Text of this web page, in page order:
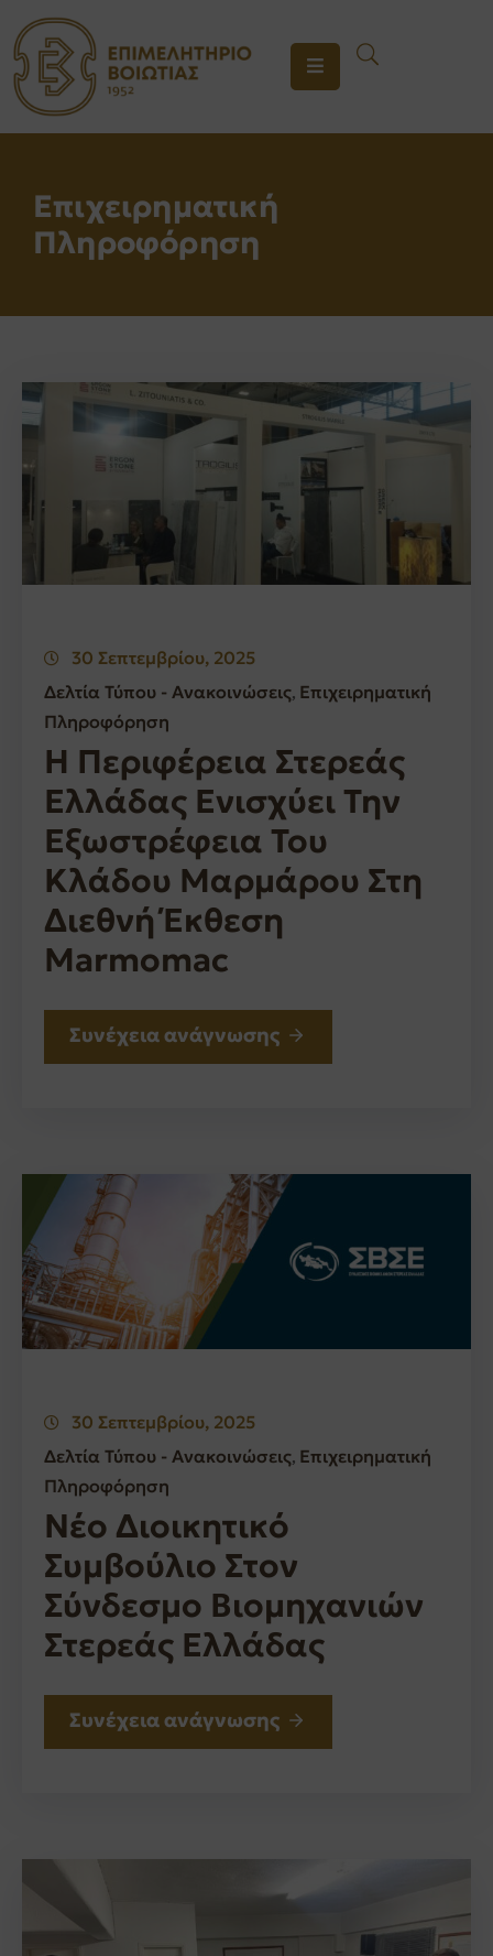
ΤΟ
ΕΠΙΜΕΛΗΤΗΡΙΟ
ΕΝΗΜΕΡΩΣΗ
Επιχειρηματική
Πληροφόρηση
30 Σεπτεμβρίου, 2025
Δελτία Τύπου - Ανακοινώσεις‚ Επιχειρηματική
Πληροφόρηση
Η Περιφέρεια Στερεάς
Ελλάδας Ενισχύει Την
Εξωστρέφεια Του
Κλάδου Μαρμάρου Στη
Διεθνή Έκθεση
Marmomac
Συνέχεια ανάγνωσης
30 Σεπτεμβρίου, 2025
Δελτία Τύπου - Ανακοινώσεις‚ Επιχειρηματική
Πληροφόρηση
Νέο Διοικητικό
Συμβούλιο Στον
Σύνδεσμο Βιομηχανιών
Στερεάς Ελλάδας
Συνέχεια ανάγνωσης